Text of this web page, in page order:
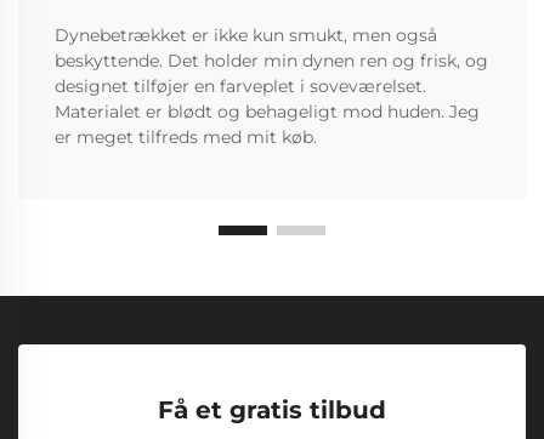
Dynebetrækket er ikke kun smukt, men også
beskyttende. Det holder min dynen ren og frisk, og
designet tilføjer en farveplet i soveværelset.
Materialet er blødt og behageligt mod huden. Jeg
er meget tilfreds med mit køb.
Få et gratis tilbud